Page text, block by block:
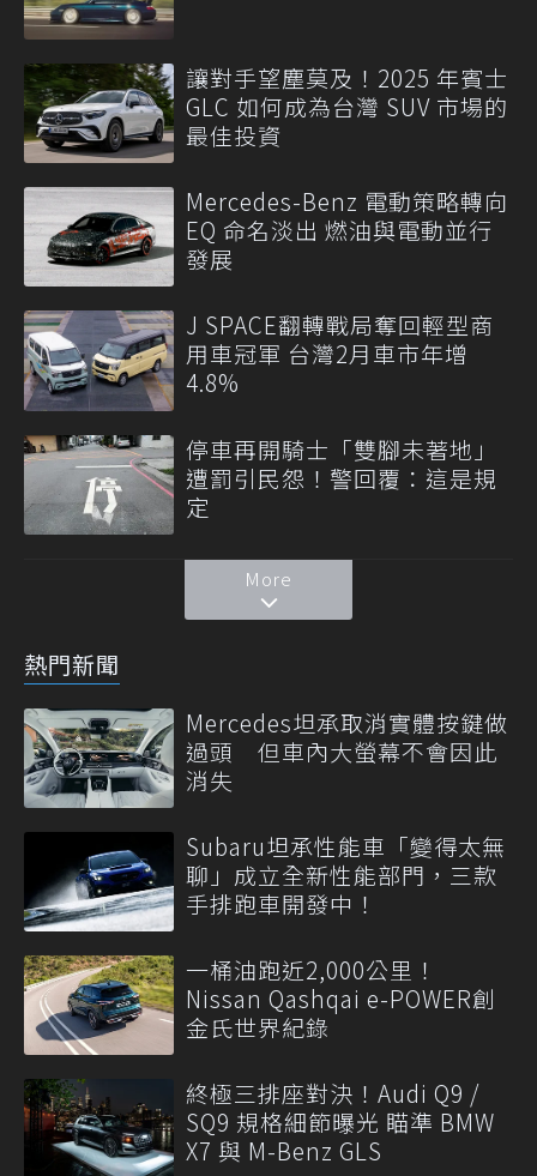
讓對手望塵莫及！2025 年賓士
GLC 如何成為台灣 SUV 市場的
最佳投資
Mercedes-Benz 電動策略轉向
EQ 命名淡出 燃油與電動並行
發展
J SPACE翻轉戰局奪回輕型商
用車冠軍 台灣2月車市年增
4.8%
停車再開騎士「雙腳未著地」
遭罰引民怨！警回覆：這是規
定
More
熱門新聞
Mercedes坦承取消實體按鍵做
過頭 但車內大螢幕不會因此
消失
Subaru坦承性能車「變得太無
聊」成立全新性能部門，三款
手排跑車開發中！
一桶油跑近2,000公里！
Nissan Qashqai e-POWER創
金氏世界紀錄
終極三排座對決！Audi Q9 /
SQ9 規格細節曝光 瞄準 BMW
X7 與 M-Benz GLS